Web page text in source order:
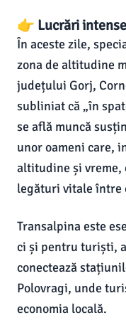
👉 Lucrări
În aceste zile,
zona de altitudine
județului Gorj,
subliniat că „în
se află muncă
unor oameni care,
altitudine și vreme,
legături vitale între
Transalpina este
ci și pentru turiști,
conectează
Polovragi, unde
economia locală.